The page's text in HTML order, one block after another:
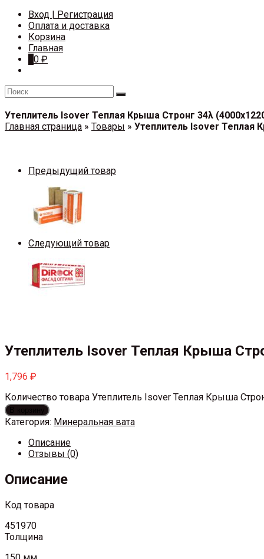
Вход | Регистрация
Оплата и доставка
Корзина
Главная
0 ₽
Утеплитель Isover Теплая Крыша Стронг 34λ
Главная страница » Товары » Утеплитель Isover Теплая
Предыдущий товар
Следующий товар
Утеплитель Isover Теплая Крыша
1,796 ₽
Количество товара Утеплитель Isover Теплая Крыша
В корзину
Категория: Минеральная вата
Описание
Отзывы (0)
Описание
Код товара
451970
Толщина